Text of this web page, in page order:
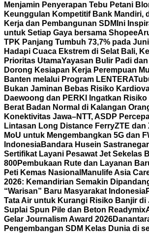
Menjamin Penyerapan Tebu Petani
Keunggulan Kompetitif Bank Mandiri,
Kerja dan Pembangunan SDM Ini
untuk Setiap Gaya bersama Shopee
TPK Panjang Tumbuh 73,7% pada
Hadapi Cuaca Ekstrem di Selat Bali,
Prioritas UtamaYayasan Bulir Padi
Dorong Kesiapan Kerja Perempuan
Banten melalui Program LENTERA
Bukan Jaminan Bebas Risiko
Daewoong dan PERKI Ingatkan
Berat Badan Normal di Kalangan
Konektivitas Jawa–NTT, ASDP
Lintasan Long Distance FerryZTE dan
MoU untuk Mengembangkan 5G dan
IndonesiaBandara Husein
Sertifikat Layani Pesawat Jet Sekelas
800Pembukaan Rute dan Layanan
Peti Kemas Nasional Manulife Asia
2026: Kemandirian Semakin
“Warisan” Baru Masyarakat Indonesia
Tata Air untuk Kurangi Risiko Banjir di
Suplai Spun Pile dan Beton Readymix
Gelar Journalism Award 2026
Pengembangan SDM Kelas Dunia di